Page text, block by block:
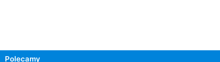
Polecamy